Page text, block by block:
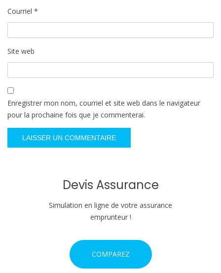
Courriel *
Site web
Enregistrer mon nom, courriel et site web dans le navigateur
pour la prochaine fois que je commenterai.
Devis Assurance
Simulation en ligne de votre assurance
emprunteur !
COMPAREZ